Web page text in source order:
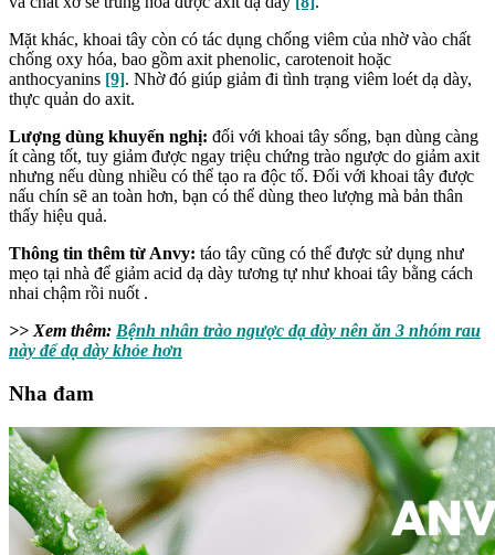
Mặt khác, khoai tây còn có tác dụng chống viêm của nhờ vào chất
chống oxy hóa, bao gồm axit phenolic, carotenoit hoặc
anthocyanins [9]. Nhờ đó giúp giảm đi tình trạng viêm loét dạ dày,
thực quản do axit.
Lượng dùng khuyến nghị: đối với khoai tây sống, bạn dùng càng
ít càng tốt, tuy giảm được ngay triệu chứng trào ngược do giảm axit
nhưng nếu dùng nhiều có thể tạo ra độc tố. Đối với khoai tây được
nấu chín sẽ an toàn hơn, bạn có thể dùng theo lượng mà bản thân
thấy hiệu quả.
Thông tin thêm từ Anvy: táo tây cũng có thể được sử dụng như
mẹo tại nhà để giảm acid dạ dày tương tự như khoai tây bằng cách
nhai chậm rồi nuốt .
>> Xem thêm: Bệnh nhân trào ngược dạ dày nên ăn 3 nhóm rau
này để dạ dày khỏe hơn
Nha đam